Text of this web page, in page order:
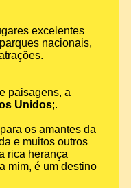
excelentes
nacionais,
paisagens, a
Unidos;.
os amantes da
e muitos outros
rica herança
mim, é um destino